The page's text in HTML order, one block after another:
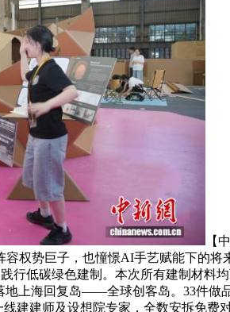
【
权势巨子，也憧憬AI手艺赋能下的将
行低碳绿色建制。本次所有建制材料
地上海回复岛——全球创客岛。33件做
建建师及设想院专家，全数安拆免费